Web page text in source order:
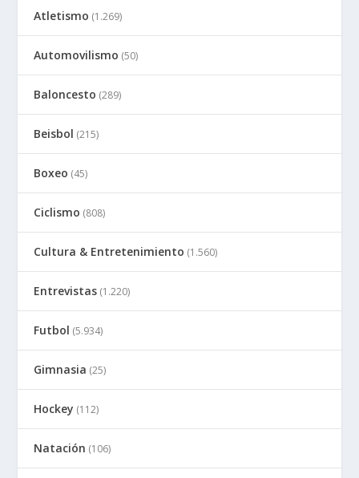
Atletismo (1.269)
Automovilismo (50)
Baloncesto (289)
Beisbol (215)
Boxeo (45)
Ciclismo (808)
Cultura & Entretenimiento (1.560)
Entrevistas (1.220)
Futbol (5.934)
Gimnasia (25)
Hockey (112)
Natación (106)